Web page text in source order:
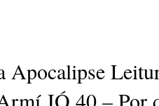
Apocalipse
JÓ 40 – Por